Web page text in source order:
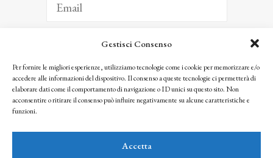
Gestisci Consenso
Per fornire le migliori esperienze, utilizziamo tecnologie come i cookie per memorizzare e/o
accedere alle informazioni del dispositivo. Il consenso a queste tecnologie ci permetterà di
elaborare dati come il comportamento di navigazione o ID unici su questo sito. Non
acconsentire o ritirare il consenso può influire negativamente su alcune caratteristiche e
funzioni.
Accetta
ISCRIVITI
Facendo clic per iscriverti, riconosci che le tue informazioni saranno trattate
seguendo la nostra Privacy Policy
© 2025 Istituto Matteucci. All right reserved
l’autorizzazione scritta dei proprietari dei diritti e dell’Istituto Matteucci